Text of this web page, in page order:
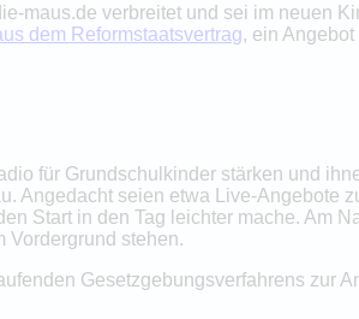
maus.de verbreitet und sei im neuen
dem Reformstaatsvertrag, ein
für Grundschulkinder stärken und
Angedacht seien etwa Live-Angebote
Start in den Tag leichter mache. Am
Vordergrund stehen.
Gesetzgebungsverfahrens zur